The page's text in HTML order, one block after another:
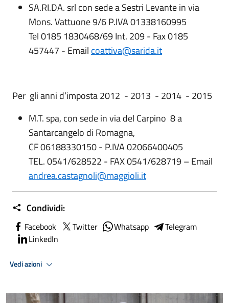
SA.RI.DA. srl con sede a Sestri Levante in via
Mons. Vattuone 9/6 P.IVA 01338160995
Tel 0185 1830468/69 Int. 209 - Fax 0185
457447 - Email coattiva@sarida.it
Per gli anni d’imposta 2012 - 2013 - 2014 - 2015
M.T. spa, con sede in via del Carpino 8 a
Santarcangelo di Romagna,
CF 06188330150 - P.IVA 02066400405
TEL. 0541/628522 - FAX 0541/628719 – Email
andrea.castagnoli@maggioli.it
Condividi:
Facebook Twitter Whatsapp
Telegram
LinkedIn
Vedi azioni